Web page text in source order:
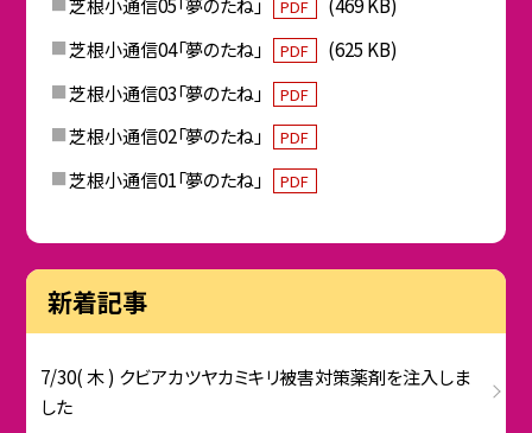
芝根小通信05「夢のたね」
PDF
(469 KB)
芝根小通信04「夢のたね」
PDF
(625 KB)
芝根小通信03「夢のたね」
PDF
芝根小通信02「夢のたね」 PDF
芝根小通信01「夢のたね」 PDF
新着記事
7/30( 木 ) クビアカツヤカミキリ被害対策薬剤を注入しま
した